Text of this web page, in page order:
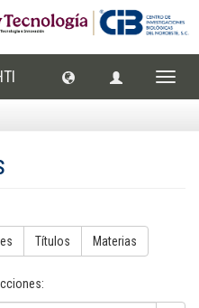
Títulos Materias